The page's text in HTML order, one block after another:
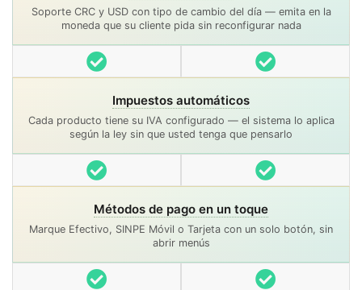
Soporte CRC y USD con tipo de cambio del día — emita en la
moneda que su cliente pida sin reconfigurar nada
Incluido Incluido
Impuestos automáticos
Cada producto tiene su IVA configurado — el sistema lo aplica
según la ley sin que usted tenga que pensarlo
Incluido Incluido
Métodos de pago en un toque
Marque Efectivo, SINPE Móvil o Tarjeta con un solo botón, sin
abrir menús
Incluido Incluido